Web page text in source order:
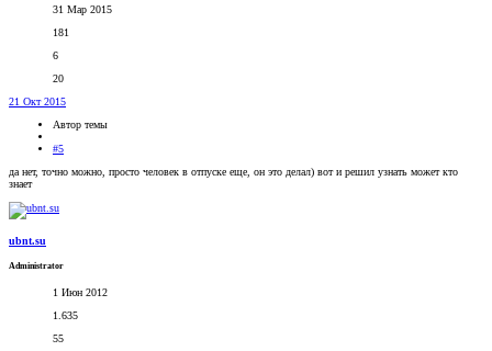
31 Мар 2015
181
6
20
21 Окт 2015
Автор темы
#5
да нет, точно можно, просто человек в отпуске еще, он это делал) вот и решил узнать может кто
знает
ubnt.su
Administrator
1 Июн 2012
1.635
55